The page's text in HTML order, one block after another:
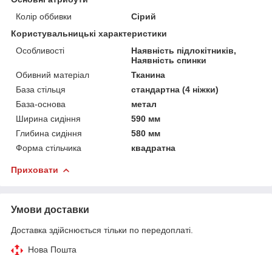
Колір оббивки
Сірий
Користувальницькі характеристики
Особливості
Наявність підлокітників,
Наявність спинки
Обивний матеріал
Тканина
База стільця
стандартна (4 ніжки)
База-основа
метал
Ширина сидіння
590 мм
Глибина сидіння
580 мм
Форма стільчика
квадратна
Приховати
Умови доставки
Доставка здійснюється тільки по передоплаті.
Нова Пошта